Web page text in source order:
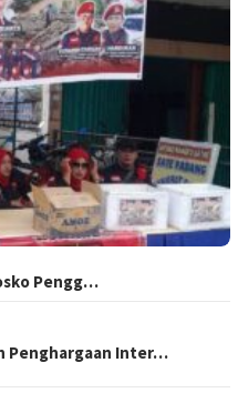
Pengg…
Penghargaan Inter…